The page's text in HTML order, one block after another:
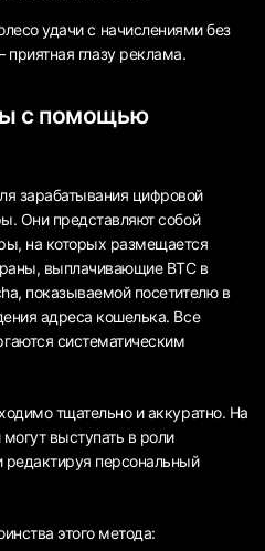
удачи с начислениями без
глазу реклама.
с помощью
зарабатывания цифровой
Они представляют собой
на которых размещается
выплачивающие BTC в
показываемой посетителю в
адреса кошелька. Все
систематическим
тщательно и аккуратно. На
выступать в роли
редактируя персональный
этого метода: